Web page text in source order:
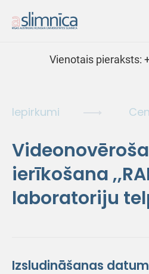
Vienotais pieraksts:
Iepirkumi
ierīkošana
laboratoriju
Izsludināšanas